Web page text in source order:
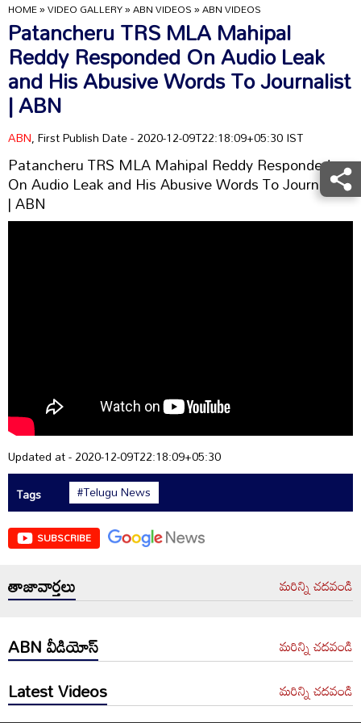
HOME»VIDEO GALLERY»ABN VIDEOS»ABN VIDEOS
Patancheru TRS MLA Mahipal
Reddy Responded On Audio Leak
and His Abusive Words To Journalist
| ABN
ABN, First Publish Date - 2020-12-09T22:18:09+05:30 IST
Patancheru TRS MLA Mahipal Reddy Responded
On Audio Leak and His Abusive Words To Journalist
| ABN
Updated at - 2020-12-09T22:18:09+05:30
Tags
#Telugu News
SUBSCRIBE
తాజావార్తలు మరిన్ని చదవండి
ABN వీడియోస్ మరిన్ని చదవండి
Latest Videos మరిన్ని చదవండి